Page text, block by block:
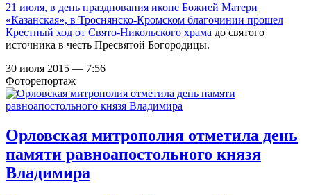
21 июля, в день празднования иконе Божией Матери
«Казанская», в Троснянско-Кромском благочинии прошел
Крестный ход от Свято-Никольского храма до святого
источника в честь Пресвятой Богородицы.
30 июля 2015 — 7:56
Фоторепортаж
Орловская митрополия отметила день
памяти равноапостольного князя
Владимира